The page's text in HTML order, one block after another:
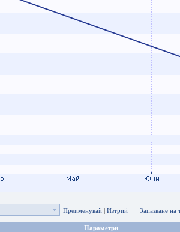
Преименувай | Изтрий Запазване на
Параметри